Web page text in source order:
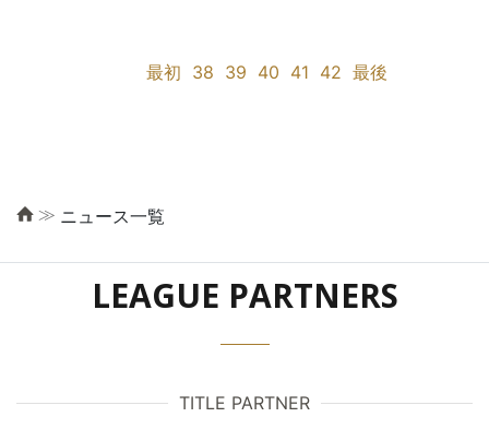
最初 38 39 40 41 42 最後
≫ ニュース一覧
LEAGUE PARTNERS
TITLE PARTNER